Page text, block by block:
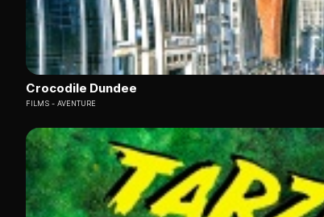
Crocodile Dundee
FILMS AVENTURE